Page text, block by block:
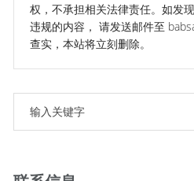
权，不承担相关法律责任。如发
违规的内容， 请发送邮件至
查实，本站将立刻删除。